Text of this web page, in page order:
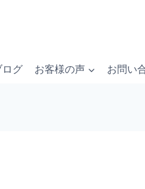
ログ お客様の声 お問い